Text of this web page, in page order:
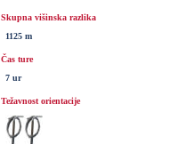
Skupna višinska razlika
1125 m
Čas ture
7 ur
Težavnost orientacije